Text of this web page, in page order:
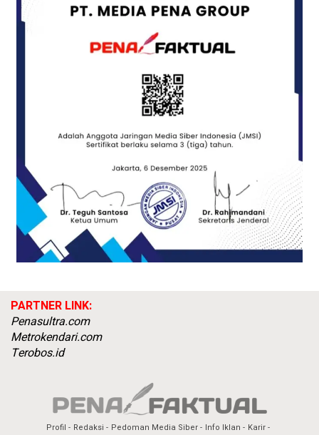
PARTNER LINK:
Penasultra.com
Metrokendari.com
Terobos.id
Profil Redaksi Pedoman Media Siber Info Iklan Karir